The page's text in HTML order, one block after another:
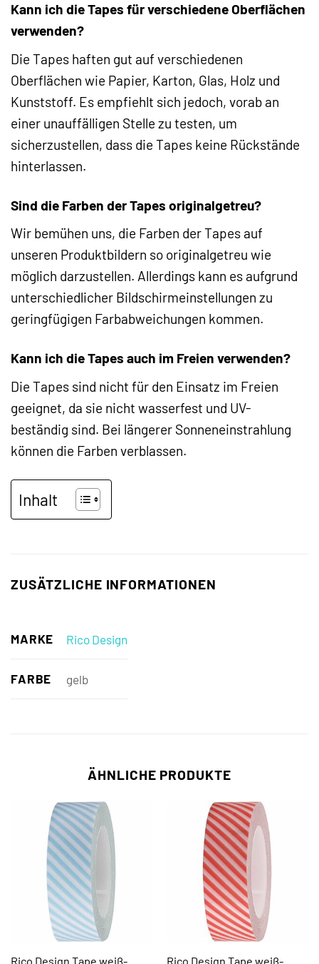
Kann ich die Tapes für verschiedene Oberflächen
verwenden?
Die Tapes haften gut auf verschiedenen
Oberflächen wie Papier, Karton, Glas, Holz und
Kunststoff. Es empfiehlt sich jedoch, vorab an
einer unauffälligen Stelle zu testen, um
sicherzustellen, dass die Tapes keine Rückstände
hinterlassen.
Sind die Farben der Tapes originalgetreu?
Wir bemühen uns, die Farben der Tapes auf
unseren Produktbildern so originalgetreu wie
möglich darzustellen. Allerdings kann es aufgrund
unterschiedlicher Bildschirmeinstellungen zu
geringfügigen Farbabweichungen kommen.
Kann ich die Tapes auch im Freien verwenden?
Die Tapes sind nicht für den Einsatz im Freien
geeignet, da sie nicht wasserfest und UV-
beständig sind. Bei längerer Sonneneinstrahlung
können die Farben verblassen.
Inhalt
ZUSÄTZLICHE INFORMATIONEN
MARKE Rico Design
FARBE gelb
ÄHNLICHE PRODUKTE
Rico Design Tape weiß- Rico Design Tape weiß-